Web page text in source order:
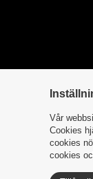
Vår
Cookies
cookies
cookies